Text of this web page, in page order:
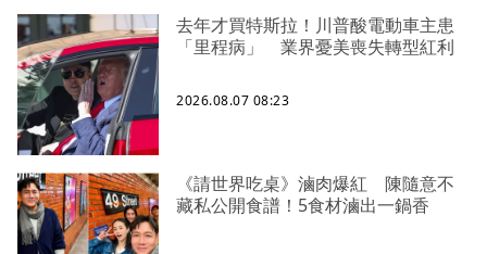
去年才買特斯拉！川普酸電動車主患
「里程病」 業界憂美喪失轉型紅利
2026.08.07 08:23
《請世界吃桌》滷肉爆紅 陳隨意不
藏私公開食譜！5食材滷出一鍋香